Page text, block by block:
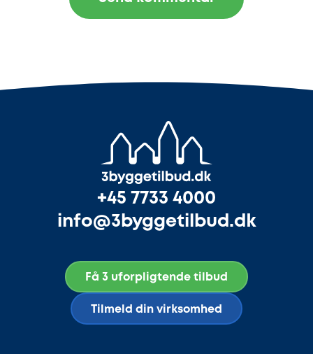
+45 7733 4000
info@3byggetilbud.dk
Få 3 uforpligtende tilbud
Tilmeld din virksomhed